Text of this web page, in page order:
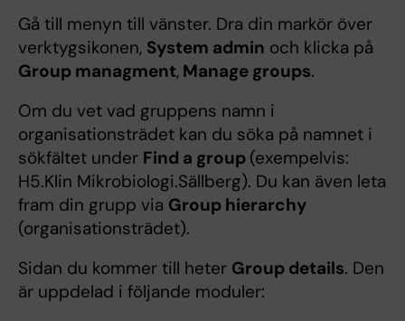
Gå till menyn till vänster. Dra din markör över
verktygsikonen, System admin och klicka på
Group managment, Manage groups.
Om du vet vad gruppens namn i
organisationsträdet kan du söka på namnet i
sökfältet under Find a group (exempelvis:
H5.Klin Mikrobiologi.Sällberg). Du kan även leta
fram din grupp via Group hierarchy
(organisationsträdet).
Sidan du kommer till heter Group details. Den
är uppdelad i följande moduler: